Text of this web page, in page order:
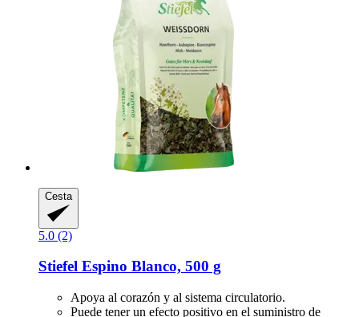
Cesta
5.0 (2)
Stiefel Espino Blanco, 500 g
Apoya al corazón y al sistema circulatorio.
Puede tener un efecto positivo en el suministro de